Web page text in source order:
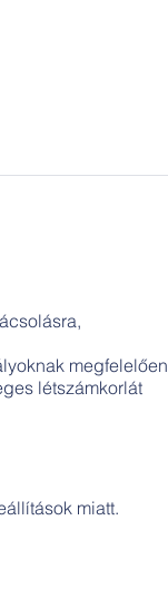
megfelelően
létszámkorlát
miatt.